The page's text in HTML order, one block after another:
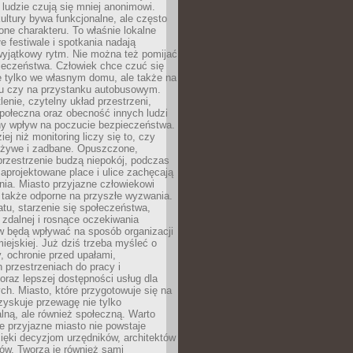
czują się mniej anonimowi.
bywa funkcjonalne, ale często
charakteru. To właśnie lokalne
festiwale i spotkania nadają
rytm. Nie można też pomijać
Człowiek chce czuć się
tylko we własnym domu, ale także na
czy na przystanku autobusowym.
czytelny układ przestrzeni,
oraz obecność innych ludzi
wpływ na poczucie bezpieczeństwa.
niż monitoring liczy się to, czy
i zadbane. Opuszczone,
budzą niepokój, podczas
place i ulice zachęcają
Miasto przyjazne człowiekowi
odporne na przyszłe wyzwania.
starzenie się społeczeństwa,
i rosnące oczekiwania
będą wpływać na sposób organizacji
Już dziś trzeba myśleć o
ochronie przed upałami,
przestrzeniach do pracy i
lepszej dostępności usług dla
Miasto, które przygotowuje się na
przewagę nie tylko
ale również społeczną. Warto
przyjazne miasto nie powstaje
decyzjom urzędników, architektów
Tworzą je również sami